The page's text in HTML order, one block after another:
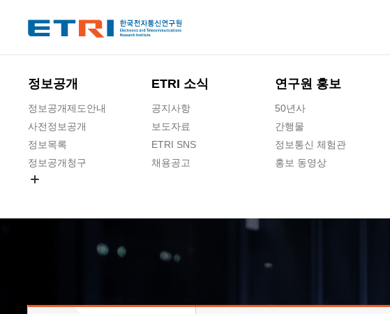
정보공개
정보공개제도안내
사전정보공개
정보목록
정보공개청구
ETRI 소식
공지사항
보도자료
ETRI SNS
채용공고
연구원 홍보
50년사
간행물
정보통신 체험관
홍보 동영상